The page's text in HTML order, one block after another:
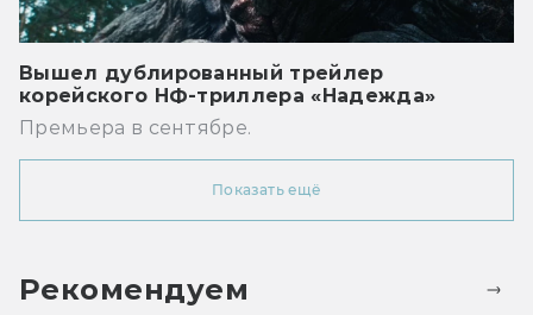
Вышел дублированный трейлер
корейского НФ-триллера «Надежда»
Премьера в сентябре.
Показать ещё
Рекомендуем